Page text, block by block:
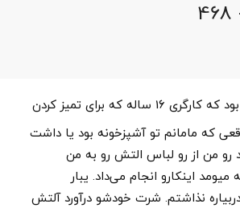
7سالم بود که کارگری 16 ساله که برای تمیز کردن
که مامانم تو آشپزخونه بود یا داشت
رو من از رو لباس التش رو به من
میومد اینکارو انجام می‌داد. یبار
نذاشتم. شرت خودشو درآورد آلتش